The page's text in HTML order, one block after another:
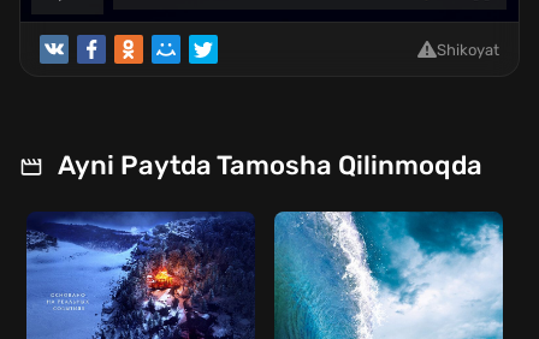
Shikoyat
Ayni Paytda Tamosha Qilinmoqda